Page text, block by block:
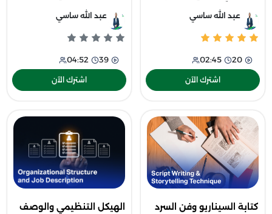
في تحليل البيانات واتخاذ قرارات
مبنية على أسس علمية لتحسين
الأداء داخل المؤسسات.
عبد الله ساسي
20
02:45
اشترك الآن
النهائية من منهجية التحسين
لتحقيق نتائج مستدامة وفعالة.
عبد الله ساسي
39
04:52
اشترك الآن
كتابة السيناريو وفن السرد
الهيكل التنظيمي والوصف